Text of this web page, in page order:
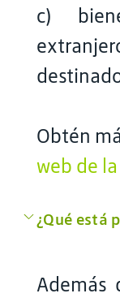
c)
Obtén
web de
¿Qué está
Además